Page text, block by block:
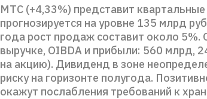
МТС (+4,33%) представит
прогнозируется на уровне 135 млрд
года рост продаж составит около
выручке, OIBDA и прибыли: 560 млрд,
на акцию). Дивиденд в зоне
риску на горизонте полугода.
окажут послабления требований к